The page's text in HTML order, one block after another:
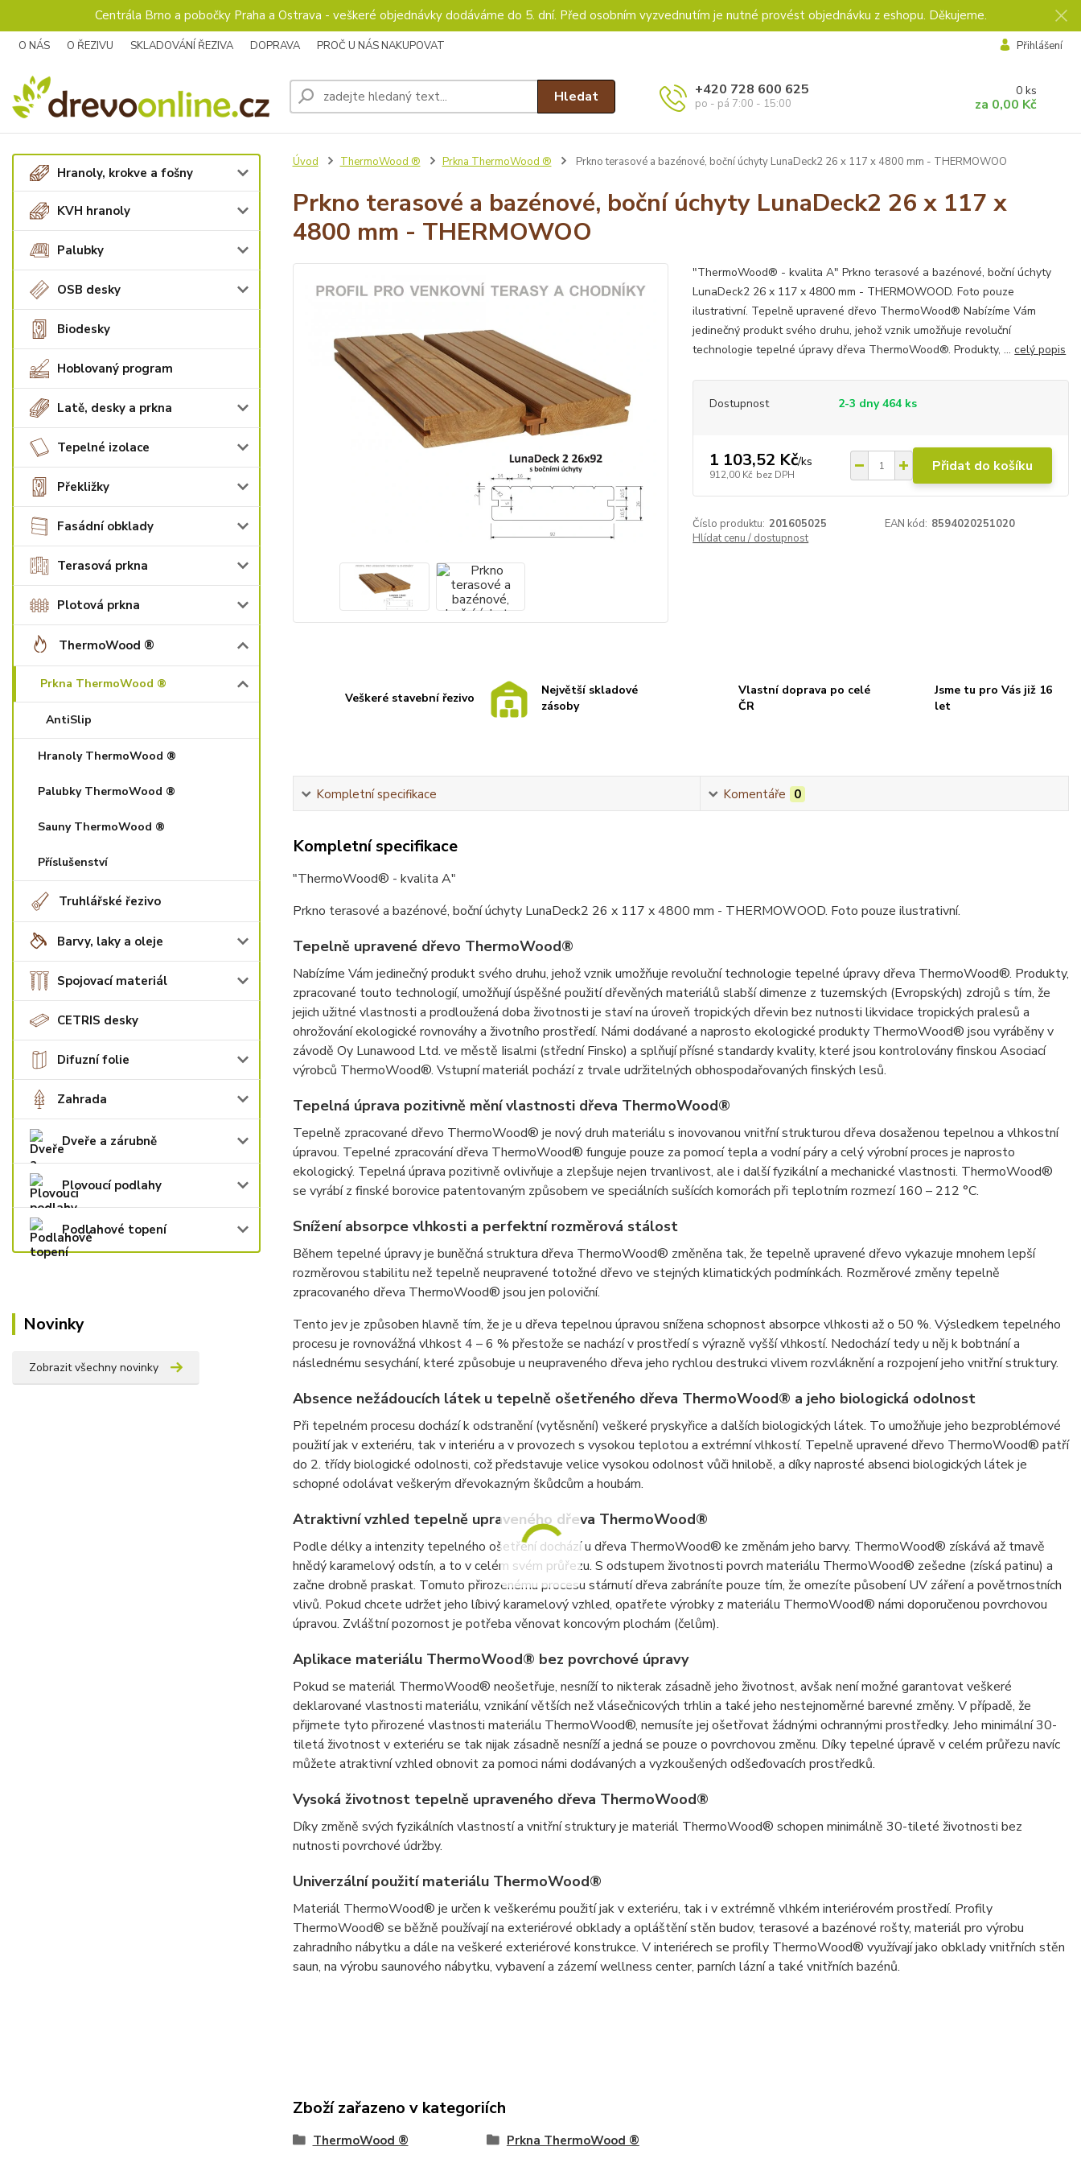
Centrála Brno a pobočky Praha a Ostrava - veškeré objednávky dodáváme do 5. dní. Před osobním vyzvednutím je nutné provést objednávku z eshopu. Děkujeme.
O NÁS O ŘEZIVU SKLADOVÁNÍ ŘEZIVA DOPRAVA PROČ U NÁS NAKUPOVAT Přihlášení
Hledat +420 728 600 625
po - pá 7:00 - 15:00
0 ks
za 0,00 Kč
Hranoly, krokve a fošny
KVH hranoly
Palubky
OSB desky
Biodesky
Hoblovaný program
Latě, desky a prkna
Tepelné izolace
Překližky
Fasádní obklady
Terasová prkna
Plotová prkna
ThermoWood ®
Prkna ThermoWood ®
AntiSlip
Hranoly ThermoWood ®
Palubky ThermoWood ®
Sauny ThermoWood ®
Příslušenství
Truhlářské řezivo
Barvy, laky a oleje
Spojovací materiál
CETRIS desky
Difuzní folie
Zahrada
Dveře a zárubně
Plovoucí podlahy
Podlahové topení
Novinky
Zobrazit všechny novinky
Úvod ThermoWood ® Prkna ThermoWood ® Prkno terasové a bazénové, boční úchyty LunaDeck2 26 x 117 x 4800 mm - THERMOWOO
Prkno terasové a bazénové, boční úchyty LunaDeck2 26 x 117 x
4800 mm - THERMOWOO
"ThermoWood® - kvalita A" Prkno terasové a bazénové, boční úchyty
LunaDeck2 26 x 117 x 4800 mm - THERMOWOOD. Foto pouze
ilustrativní. Tepelně upravené dřevo ThermoWood® Nabízíme Vám
jedinečný produkt svého druhu, jehož vznik umožňuje revoluční
technologie tepelné úpravy dřeva ThermoWood®. Produkty, ...celý popis
Dostupnost 2-3 dny 464 ks
1 103,52 Kč/ks
912,00 Kč bez DPH Přidat do košíku
Číslo produktu: 201605025 EAN kód: 8594020251020
Hlídat cenu / dostupnost
Veškeré stavební řezivo
Největší skladové
zásoby
Vlastní doprava po celé
ČR
Jsme tu pro Vás již 16
let
Kompletní specifikace Komentáře 0
Kompletní specifikace
"ThermoWood® - kvalita A"
Prkno terasové a bazénové, boční úchyty LunaDeck2 26 x 117 x 4800 mm - THERMOWOOD. Foto pouze ilustrativní.
Tepelně upravené dřevo ThermoWood®
Nabízíme Vám jedinečný produkt svého druhu, jehož vznik umožňuje revoluční technologie tepelné úpravy dřeva ThermoWood®. Produkty,
zpracované touto technologií, umožňují úspěšné použití dřevěných materiálů slabší dimenze z tuzemských (Evropských) zdrojů s tím, že
jejich užitné vlastnosti a prodloužená doba životnosti je staví na úroveň tropických dřevin bez nutnosti likvidace tropických pralesů a
ohrožování ekologické rovnováhy a životního prostředí. Námi dodávané a naprosto ekologické produkty ThermoWood® jsou vyráběny v
závodě Oy Lunawood Ltd. ve městě Iisalmi (střední Finsko) a splňují přísné standardy kvality, které jsou kontrolovány finskou Asociací
výrobců ThermoWood®. Vstupní materiál pochází z trvale udržitelných obhospodařovaných finských lesů.
Tepelná úprava pozitivně mění vlastnosti dřeva ThermoWood®
Tepelně zpracované dřevo ThermoWood® je nový druh materiálu s inovovanou vnitřní strukturou dřeva dosaženou tepelnou a vlhkostní
úpravou. Tepelné zpracování dřeva ThermoWood® funguje pouze za pomocí tepla a vodní páry a celý výrobní proces je naprosto
ekologický. Tepelná úprava pozitivně ovlivňuje a zlepšuje nejen trvanlivost, ale i další fyzikální a mechanické vlastnosti. ThermoWood®
se vyrábí z finské borovice patentovaným způsobem ve speciálních sušících komorách při teplotním rozmezí 160 – 212 °C.
Snížení absorpce vlhkosti a perfektní rozměrová stálost
Během tepelné úpravy je buněčná struktura dřeva ThermoWood® změněna tak, že tepelně upravené dřevo vykazuje mnohem lepší
rozměrovou stabilitu než tepelně neupravené totožné dřevo ve stejných klimatických podmínkách. Rozměrové změny tepelně
zpracovaného dřeva ThermoWood® jsou jen poloviční.
Tento jev je způsoben hlavně tím, že je u dřeva tepelnou úpravou snížena schopnost absorpce vlhkosti až o 50 %. Výsledkem tepelného
procesu je rovnovážná vlhkost 4 – 6 % přestože se nachází v prostředí s výrazně vyšší vlhkostí. Nedochází tedy u něj k bobtnání a
následnému sesychání, které způsobuje u neupraveného dřeva jeho rychlou destrukci vlivem rozvláknění a rozpojení jeho vnitřní struktury.
Absence nežádoucích látek u tepelně ošetřeného dřeva ThermoWood® a jeho biologická odolnost
Při tepelném procesu dochází k odstranění (vytěsnění) veškeré pryskyřice a dalších biologických látek. To umožňuje jeho bezproblémové
použití jak v exteriéru, tak v interiéru a v provozech s vysokou teplotou a extrémní vlhkostí. Tepelně upravené dřevo ThermoWood® patří
do 2. třídy biologické odolnosti, což představuje velice vysokou odolnost vůči hnilobě, a díky naprosté absenci biologických látek je
schopné odolávat veškerým dřevokazným škůdcům a houbám.
Atraktivní vzhled tepelně upraveného dřeva ThermoWood®
Podle délky a intenzity tepelného ošetření dochází u dřeva ThermoWood® ke změnám jeho barvy. ThermoWood® získává až tmavě
hnědý karamelový odstín, a to v celém svém průřezu. S odstupem životnosti povrch materiálu ThermoWood® zešedne (získá patinu) a
začne drobně praskat. Tomuto přirozenému procesu stárnutí dřeva zabráníte pouze tím, že omezíte působení UV záření a povětrnostních
vlivů. Pokud chcete udržet jeho líbivý karamelový vzhled, opatřete výrobky z materiálu ThermoWood® námi doporučenou povrchovou
úpravou. Zvláštní pozornost je potřeba věnovat koncovým plochám (čelům).
Aplikace materiálu ThermoWood® bez povrchové úpravy
Pokud se materiál ThermoWood® neošetřuje, nesníží to nikterak zásadně jeho životnost, avšak není možné garantovat veškeré
deklarované vlastnosti materiálu, vznikání větších než vlásečnicových trhlin a také jeho nestejnoměrné barevné změny. V případě, že
přijmete tyto přirozené vlastnosti materiálu ThermoWood®, nemusíte jej ošetřovat žádnými ochrannými prostředky. Jeho minimální 30-
tiletá životnost v exteriéru se tak nijak zásadně nesníží a jedná se pouze o povrchovou změnu. Díky tepelné úpravě v celém průřezu navíc
můžete atraktivní vzhled obnovit za pomoci námi dodávaných a vyzkoušených odšeďovacích prostředků.
Vysoká životnost tepelně upraveného dřeva ThermoWood®
Díky změně svých fyzikálních vlastností a vnitřní struktury je materiál ThermoWood® schopen minimálně 30-tileté životnosti bez
nutnosti povrchové údržby.
Univerzální použití materiálu ThermoWood®
Materiál ThermoWood® je určen k veškerému použití jak v exteriéru, tak i v extrémně vlhkém interiérovém prostředí. Profily
ThermoWood® se běžně používají na exteriérové obklady a opláštění stěn budov, terasové a bazénové rošty, materiál pro výrobu
zahradního nábytku a dále na veškeré exteriérové konstrukce. V interiérech se profily ThermoWood® využívají jako obklady vnitřních stěn
saun, na výrobu saunového nábytku, vybavení a zázemí wellness center, parních lázní a také vnitřních bazénů.
Zboží zařazeno v kategoriích
ThermoWood ® Prkna ThermoWood ®